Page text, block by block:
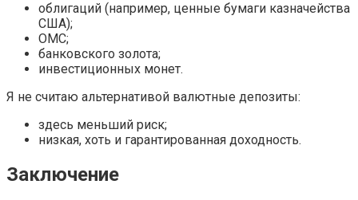
облигаций (например, ценные бумаги казначейства
США);
ОМС;
банковского золота;
инвестиционных монет.
Я не считаю альтернативой валютные депозиты:
здесь меньший риск;
низкая, хоть и гарантированная доходность.
Заключение